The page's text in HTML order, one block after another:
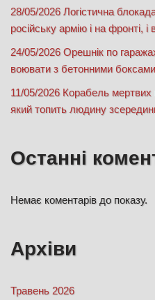
28/05/2026 Логістична
російську армію і на фронті, і
24/05/2026 Орешнік по
воювати з бетонними боксами
11/05/2026 Корабель мертвих
який топить людину
Останні
Немає коментарів до показу.
Архіви
Травень 2026